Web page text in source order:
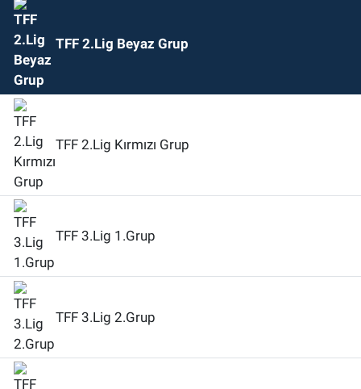
TFF 2.Lig Beyaz Grup
TFF 2.Lig Kırmızı Grup
TFF 3.Lig 1.Grup
TFF 3.Lig 2.Grup